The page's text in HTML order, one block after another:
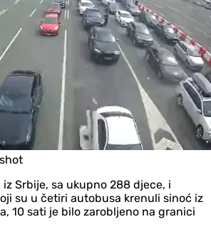
Srbije, sa ukupno 288 d‌jece, i
su u četiri autobusa krenuli sinoć iz
10 sati je bilo zarobljeno na granici